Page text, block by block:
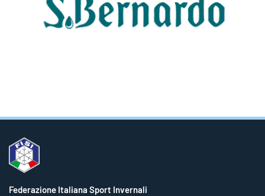
Federazione Italiana Sport Invernali